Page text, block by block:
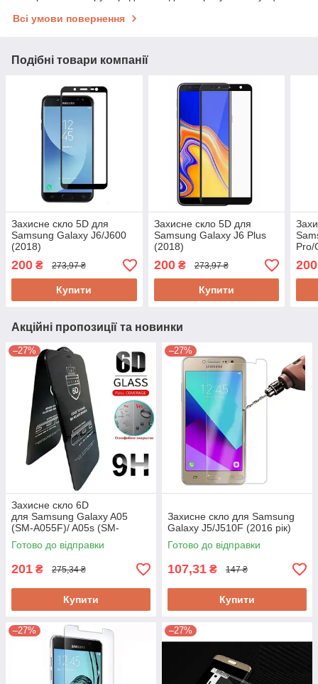
Всі умови повернення
Подібні товари компанії
Захисне скло 5D для
Samsung Galaxy J6/J600
(2018)
200 ₴ 273,97 ₴
Купити
Захисне скло 5D для
Samsung Galaxy J6 Plus
(2018)
200₴ 273,97 ₴
Купити
Pro/
200
Акційні пропозиції та новинки
–27%
Захисне скло 6D
для Samsung Galaxy A05
(SM-A055F)/ A05s (SM-
A057G)/ M14 (SM-M146)
Готово до відправки
201 ₴ 275,34 ₴
Купити
–27%
Захисне скло для Samsung
Galaxy J5/J510F (2016 рік)
Готово до відправки
107,31 ₴ 147 ₴
Купити
–27% –27%